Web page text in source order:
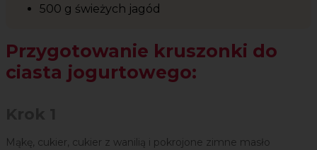
500 g świeżych jagód
Przygotowanie kruszonki do
ciasta jogurtowego:
Mąkę, cukier, cukier z wanilią i pokrojone zimne masło